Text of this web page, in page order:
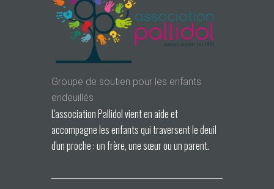
Groupe de soutien pour les enfants
endeuillés
L'association Pallidol vient en aide et
accompagne les enfants qui traversent le deuil
d'un proche : un frère, une sœur ou un parent.